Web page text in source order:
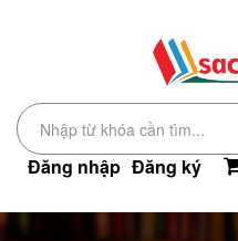
Đăng nhập Đăng ký